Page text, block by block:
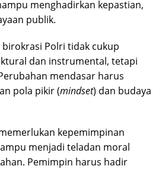
menghadirkan kepastian,
publik.
Polri tidak cukup
dan instrumental, tetapi
mendasar harus
pola pikir (mindset) dan budaya
kepemimpinan
menjadi teladan moral
Pemimpin harus hadir